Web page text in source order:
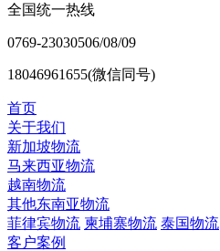
全国统一热线
0769-23030506/08/09
18046961655(微信同号)
首页
关于我们
新加坡物流
马来西亚物流
越南物流
其他东南亚物流
菲律宾物流 柬埔寨物流 泰国物流
客户案例